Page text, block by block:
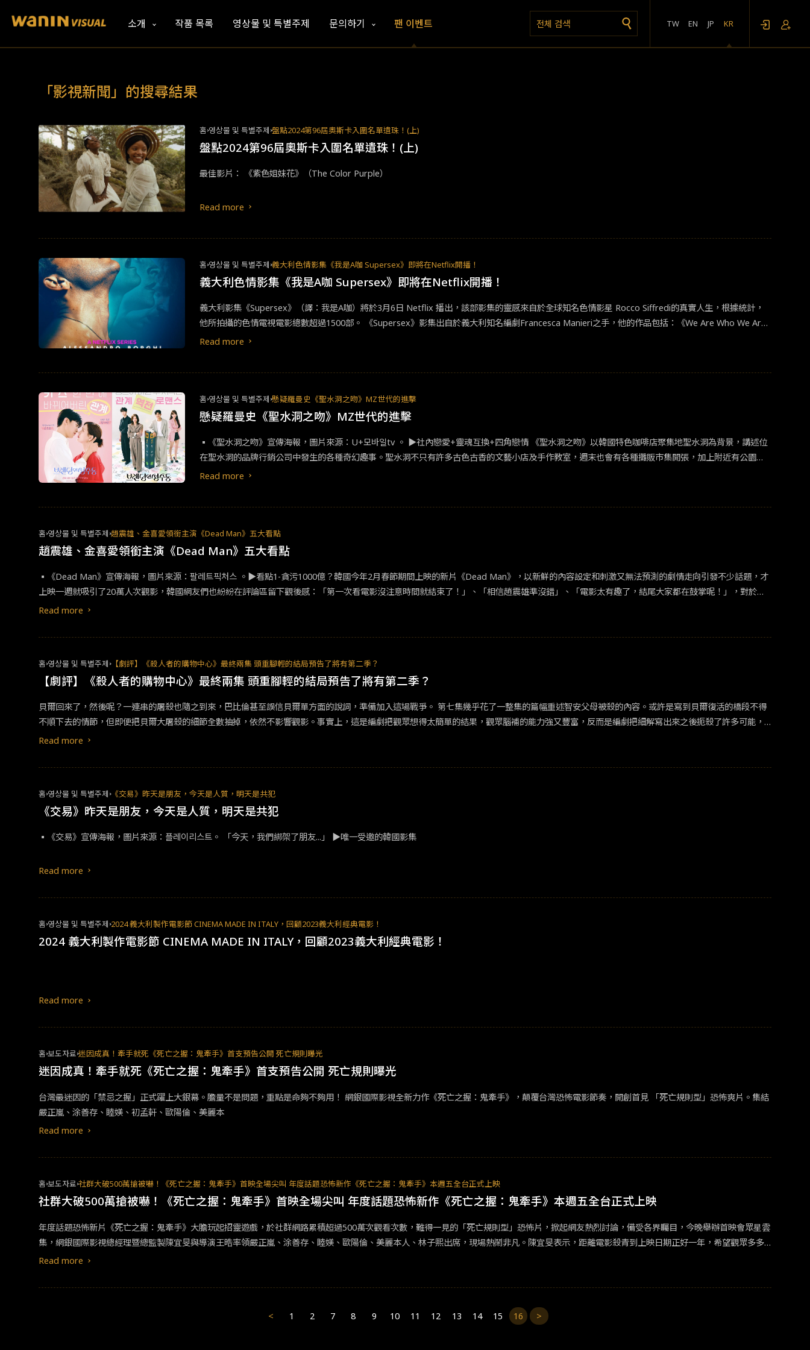
소개 작품 목록 영상물 및 특별주제 문의하기 팬 이벤트 TW EN JP KR
「影視新聞」的搜尋結果
홈 영상물 및 특별주제 盤點2024第96屆奧斯卡入圍名單遺珠！(上)
盤點2024第96屆奧斯卡入圍名單遺珠！(上)
最佳影片： 《紫色姐妹花》（The Color Purple）
Read more
홈 영상물 및 특별주제 義大利色情影集《我是A咖 Supersex》即將在Netflix開播！
義大利色情影集《我是A咖 Supersex》即將在Netflix開播！
義大利影集《Supersex》（譯：我是A咖）將於3月6日 Netflix 播出，該部影集的靈感來自於全球知名色情影星 Rocco Siffredi的真實人生，根據統計，
他所拍攝的色情電視電影總數超過1500部。 《Supersex》影集出自於義大利知名編劇Francesca Manieri之手，他的作品包括：《We Are Who We Ar
e》、《L’Immensità》，眾所皆知，他是一位激進的女權主義者，在宣傳期間，《Supersex》被形容為一部精深的影集，全劇描述了義大利影星Rocco S
Read more
홈 영상물 및 특별주제 懸疑羅曼史《聖水洞之吻》MZ世代的進擊
懸疑羅曼史《聖水洞之吻》MZ世代的進擊
▪︎《聖水洞之吻》宣傳海報，圖片來源：U+모바일tv 。 ▶社內戀愛+靈魂互換+四角戀情 《聖水洞之吻》以韓國特色咖啡店聚集地聖水洞為背景，講述位
在聖水洞的品牌行銷公司中發生的各種奇幻趣事。聖水洞不只有許多古色古香的文藝小店及手作教室，週末也會有各種攤販市集開張，加上附近有公園步
道可以利用，是逛街、約會及散步的好去處。
Read more
홈 영상물 및 특별주제 趙震雄、金喜愛領銜主演《Dead Man》五大看點
趙震雄、金喜愛領銜主演《Dead Man》五大看點
▪︎《Dead Man》宣傳海報，圖片來源：팔레트픽처스 。▶看點1-貪污1000億？韓國今年2月春節期間上映的新片《Dead Man》，以新鮮的內容設定和刺激又無法預測的劇情走向引發不少話題，才
上映一週就吸引了20萬人次觀影，韓國網友們也紛紛在評論區留下觀後感：「第一次看電影沒注意時間就結束了！」、「相信趙震雄準沒錯」、「電影太有趣了，結尾大家都在鼓掌呢！」，對於劇
情和演員們的好評不斷上升，也讓人們提高了對本片的期待感。「把名字跟人生都賣掉吧！」《Dead Man》片中講述一位背負著貪污1000億韓幣的罪名死去的男人，誓死找回自己被賣掉的名字和
發佈會/河准元導演，圖片來源：한국경제 뉴스 。▶看點2-河導演製作本片艱辛過程河准元導演曾與奉俊昊導演合作恐怖劇情片《駭人怪物》，河准元導演也是河明中導演的二兒子，本片則是河導演
政治工作相關的人物，除了劇情故事，河導演也很注重片中呈現的畫面感，即使只有幾秒的畫面也都需要經過長時間的構思，只為了給觀眾們帶來最好的觀影體驗，敬業的態度令人欽佩。「就算我
救不了自己，我也要把你們全殺了」▪︎《Dead Man》電影劇照/演員趙震雄，圖片來源：팔레트픽처스 。▶看點3-李萬財（趙震雄 飾）失去名字也失去了原本擁有的人生，變成「死人」的李萬財，
一大看點。▪︎《Dead Man》電影劇照/演員金喜愛，圖片來源：팔레트픽처스 。 ▶看點4-沈女士（金喜愛 飾） 演員金喜愛在片中飾演沈女士，從事的行業是在政治界擔任顧問，沈女士不只經歷豐
富，實力更是數一數二，她會選擇包庇政治界的大人物嗎？還是會選擇幫助一無所有的李萬財呢？在實力派演員金喜愛的詮釋下，沈女士的氣場和魅力更上一層樓。
Read more
홈 영상물 및 특별주제 【劇評】《殺人者的購物中心》最終兩集 頭重腳輕的結局預告了將有第二季？
【劇評】《殺人者的購物中心》最終兩集 頭重腳輕的結局預告了將有第二季？
貝爾回來了，然後呢？一連串的屠殺也隨之到來，巴比倫甚至誤信貝爾單方面的說詞，準備加入這場戰爭。 第七集幾乎花了一整集的篇幅重述智安父母被殺的內容。或許是寫到貝爾復活的橋段不得
不順下去的情節，但即便把貝爾大屠殺的細節全數抽掉，依然不影響觀影。事實上，這是編劇把觀眾想得太簡單的結果，觀眾腦補的能力強又豐富，反而是編劇把細解寫出來之後扼殺了許多可能，
且使劇情完全停擺，猶如夢回第一集。 其實這就是回溯的一大缺點，我個人認為回溯的目的是「補充資訊」，而不是提供「已知資訊」。假使要賣弄懸疑感讓觀眾好奇的話，可從不同視角處理劇
Read more
홈 영상물 및 특별주제 《交易》昨天是朋友，今天是人質，明天是共犯
《交易》昨天是朋友，今天是人質，明天是共犯
▪︎《交易》宣傳海報，圖片來源：플레이리스트。 ​​「今天，我們綁架了朋友​...​」​ ​​▶唯一受邀的韓國影集​
Read more
홈 영상물 및 특별주제 2024 義大利製作電影節 CINEMA MADE IN ITALY，回顧2023義大利經典電影！
2024 義大利製作電影節 CINEMA MADE IN ITALY，回顧2023義大利經典電影！
Read more
홈 보도자료 迷因成真！牽手就死《死亡之握：鬼牽手》首支預告公開 死亡規則曝光
迷因成真！牽手就死《死亡之握：鬼牽手》首支預告公開 死亡規則曝光
台灣最迷因的「禁忌之握」正式躍上⼤銀幕。膽量不是問題，重點是命夠不夠⽤！ 網銀國際影視全新⼒作《死亡之握：⿁牽⼿》，顛覆台灣恐怖電影節奏，開創⾸⾒ 「死亡規則型」恐怖爽片。集結
嚴正嵐、涂善存、睦媄、初孟軒、歐陽倫、美麗本
Read more
홈 보도자료 社群大破500萬搶被嚇！《死亡之握：鬼牽手》首映全場尖叫 年度話題恐怖新作《死亡之握：鬼牽手》本週五全台正式上映
社群大破500萬搶被嚇！《死亡之握：鬼牽手》首映全場尖叫 年度話題恐怖新作《死亡之握：鬼牽手》本週五全台正式上映
年度話題恐怖新片《死亡之握：鬼牽手》大膽玩起招靈遊戲，於社群網路累積超過500萬次觀看次數，難得一見的「死亡規則型」恐怖片，掀起網友熱烈討論，備受各界矚目，今晚舉辦首映會眾星雲
集，網銀國際影視總經理暨總監製陳宜旻與導演王晧率領嚴正嵐、涂善存、睦媄、歐陽倫、美麗本⼈、林⼦熙出席，現場熱鬧非凡。陳宜旻表示，距離電影殺青到上映日期正好一年，希望觀眾多多
支持這部勇於開創台灣恐怖片類型的電影。 導演王晧表示，這部片融合了很多元素，不走傳統鬼片風格，有點像是複合式恐怖片，而恐怖片最重視配樂與音效，第一次為恐怖片操刀配樂的音樂總監
現來路不明的鴿子屍體，留下斑斑血跡和大量羽毛，眾人聽了倒吸一口氣，直喊太恐怖！ 嚴正嵐三度演出恐怖片，飾演高中老師恩妤，嚴正嵐驚呼：「我發現我第一部恐怖片從之前到現在，從高中
惡，我的角色的惡就是太溫柔了，溫柔懦弱到讓人生氣。」因為有初孟軒和美麗本人，讓他很快能掌握那種在嚴正嵐和其他人之間左右為難的心情。
Read more
< 1 2 7 8 9 10 11 12 13 14 15 16 >